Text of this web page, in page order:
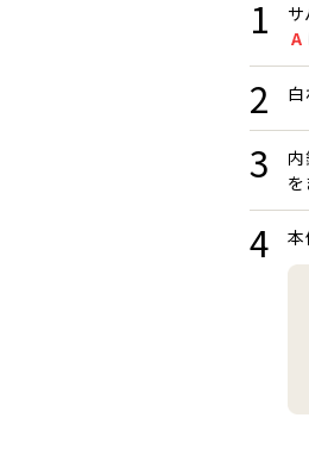
A
白
を
本